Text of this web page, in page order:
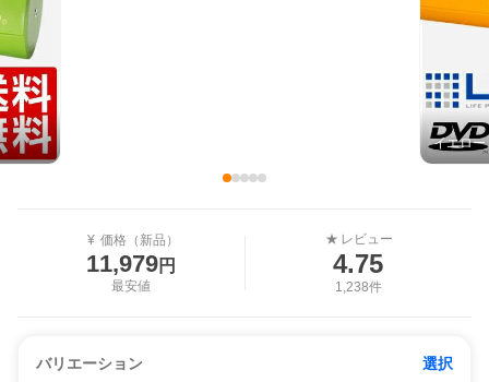
イエロー
¥ 価格（新品）
11,979円
最安値
★ レビュー
4.75
1,238件
バリエーション 選択